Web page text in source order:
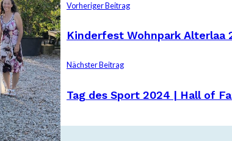
Vorheriger Beitrag
Kinderfest Wohnpark Alterlaa
Nächster Beitrag
Tag des Sport 2024 | Hall of